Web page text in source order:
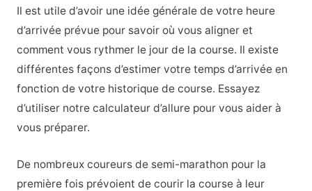
Il est utile d’avoir une idée générale de votre heure
d’arrivée prévue pour savoir où vous aligner et
comment vous rythmer le jour de la course. Il existe
différentes façons d’estimer votre temps d’arrivée en
fonction de votre historique de course. Essayez
d’utiliser notre calculateur d’allure pour vous aider à
vous préparer.
De nombreux coureurs de semi-marathon pour la
première fois prévoient de courir la course à leur